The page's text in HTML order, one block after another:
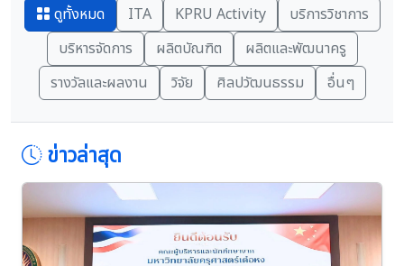
ดูทั้งหมด ITA KPRU Activity
บริการวิชาการ
บริหารจัดการ
ผลิตบัณฑิต
ผลิตและพัฒนาครู
รางวัลและผลงาน
วิจัย ศิลปวัฒนธรรม อื่นๆ
ข่าวล่าสุด